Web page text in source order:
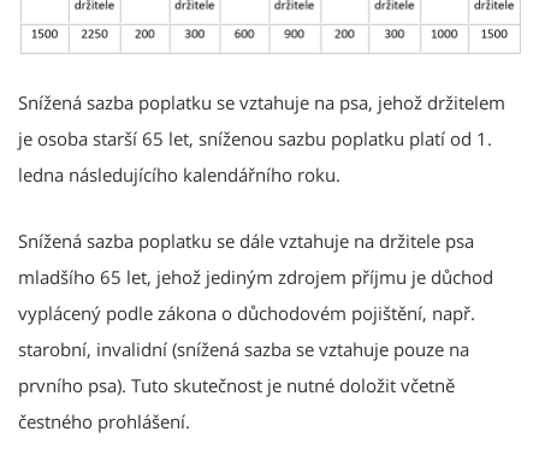
Snížená sazba poplatku se vztahuje na psa, jehož držitelem
je osoba starší 65 let, sníženou sazbu poplatku platí od 1.
ledna následujícího kalendářního roku.
Snížená sazba poplatku se dále vztahuje na držitele psa
mladšího 65 let, jehož jediným zdrojem příjmu je důchod
vyplácený podle zákona o důchodovém pojištění, např.
starobní, invalidní (snížená sazba se vztahuje pouze na
prvního psa). Tuto skutečnost je nutné doložit včetně
čestného prohlášení.